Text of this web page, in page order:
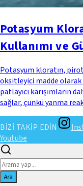
Potasyum
Kullanımı ve
Potasyum kloratın,
oksitleyici madde olarak
patlayıcı karışımların
sağlar, çünkü yanma
BİZİ TAKİP EDİN
Youtube
Ara